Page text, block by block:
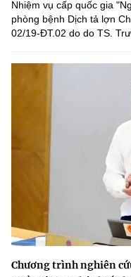
Nhiệm vụ cấp quốc gia
phòng bệnh Dịch tả lợn
02/19-ĐT.02 do do TS.
Chương trình nghiên